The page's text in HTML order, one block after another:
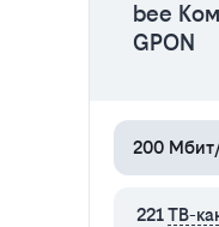
bee
GPON
200
221ТВ-